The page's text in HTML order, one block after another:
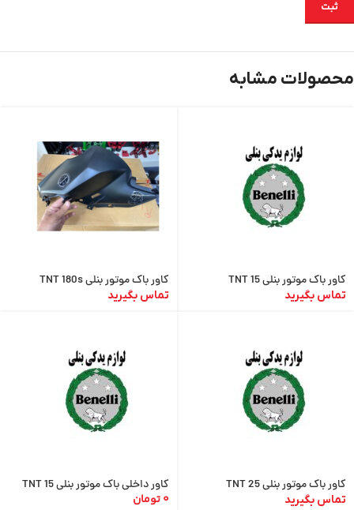
محصولات مشابه
کاور باک موتور بنلی TNT 15
تماس بگیرید
کاور باک موتور بنلی TNT 180s
تماس بگیرید
کاور باک موتور بنلی TNT 25
تماس بگیرید
کاور داخلی باک موتور بنلی TNT 15
0تومان